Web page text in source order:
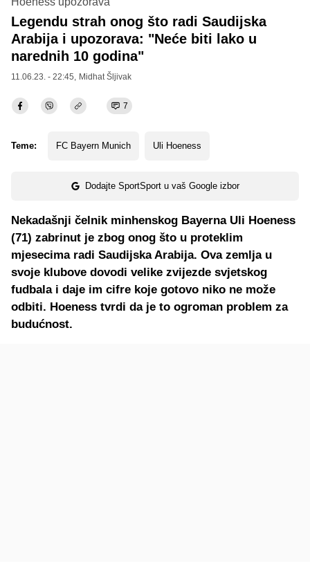
Legendu strah onog što radi Saudijska
Arabija i upozorava: "Neće biti lako u
narednih 10 godina"
11.06.23. - 22:45, Midhat Šljivak
7
Teme: FC Bayern Munich Uli Hoeness
Dodajte SportSport u vaš Google izbor
Nekadašnji čelnik minhenskog Bayerna Uli Hoeness
(71) zabrinut je zbog onog što u proteklim
mjesecima radi Saudijska Arabija. Ova zemlja u
svoje klubove dovodi velike zvijezde svjetskog
fudbala i daje im cifre koje gotovo niko ne može
odbiti. Hoeness tvrdi da je to ogroman problem za
budućnost.